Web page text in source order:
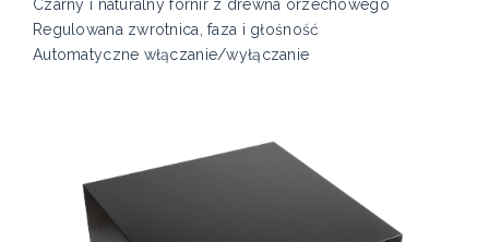
Czarny i naturalny fornir z drewna orzechowego
Regulowana zwrotnica, faza i głośność
Automatyczne włączanie/wyłączanie